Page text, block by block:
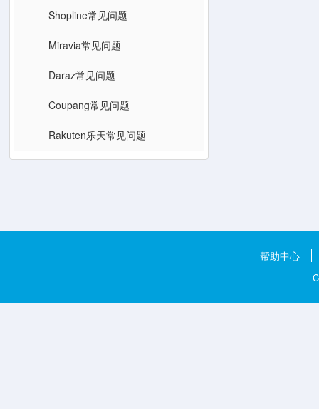
Shopline常见问题
Miravia常见问题
Daraz常见问题
Coupang常见问题
Rakuten乐天常见问题
帮助中心